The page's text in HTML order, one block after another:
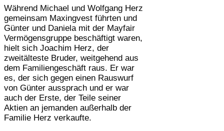
Während Michael und Wolfgang Herz
gemeinsam Maxingvest führten und
Günter und Daniela mit der Mayfair
Vermögensgruppe beschäftigt waren,
hielt sich Joachim Herz, der
zweitälteste Bruder, weitgehend aus
dem Familiengeschäft raus. Er war
es, der sich gegen einen Rauswurf
von Günter aussprach und er war
auch der Erste, der Teile seiner
Aktien an jemanden außerhalb der
Familie Herz verkaufte.